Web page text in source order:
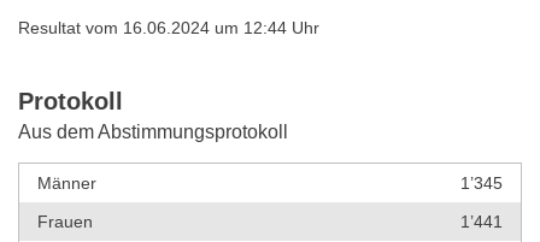
Resultat vom 16.06.2024 um 12:44 Uhr
Protokoll
Aus dem Abstimmungsprotokoll
Männer
1’345
Frauen
1’441